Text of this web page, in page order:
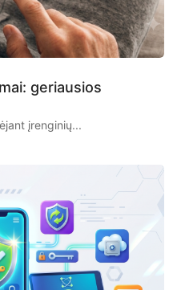
geriausios
įrenginių...